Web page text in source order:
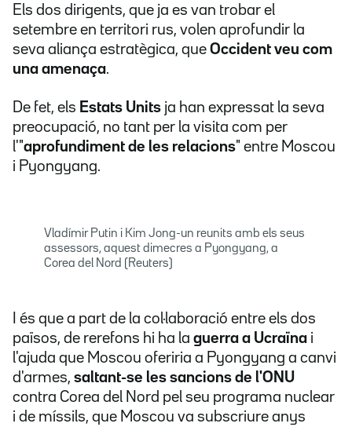
Els dos dirigents, que ja es van trobar el
setembre en territori rus, volen aprofundir la
seva aliança estratègica, que Occident veu com
una amenaça.
De fet, els Estats Units ja han expressat la seva
preocupació, no tant per la visita com per
l'"aprofundiment de les relacions" entre Moscou
i Pyongyang.
Vladímir Putin i Kim Jong-un reunits amb els seus
assessors, aquest dimecres a Pyongyang, a
Corea del Nord (Reuters)
I és que a part de la col·laboració entre els dos
països, de rerefons hi ha la guerra a Ucraïna i
l'ajuda que Moscou oferiria a Pyongyang a canvi
d'armes, saltant-se les sancions de l'ONU
contra Corea del Nord pel seu programa nuclear
i de míssils, que Moscou va subscriure anys